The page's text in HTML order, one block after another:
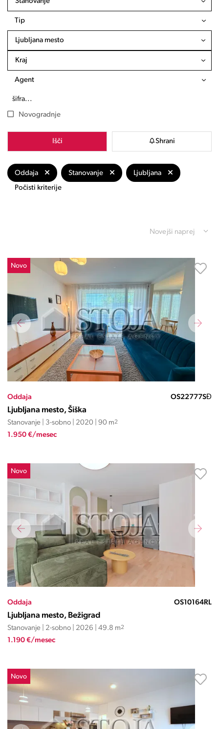
Tip
Ljubljana mesto
Kraj
Agent
Novogradnje
Išči Shrani
Oddaja Stanovanje
Ljubljana
Počisti kriterije
Novejši naprej
Novo
Oddaja OS22777SĐ
Ljubljana mesto, Šiška
Stanovanje | 3-sobno | 2020 | 90 m2
1.950 €/mesec
Novo
Oddaja OS10164RL
Ljubljana mesto, Bežigrad
Stanovanje | 2-sobno | 2026 | 49.8 m2
1.190 €/mesec
Novo